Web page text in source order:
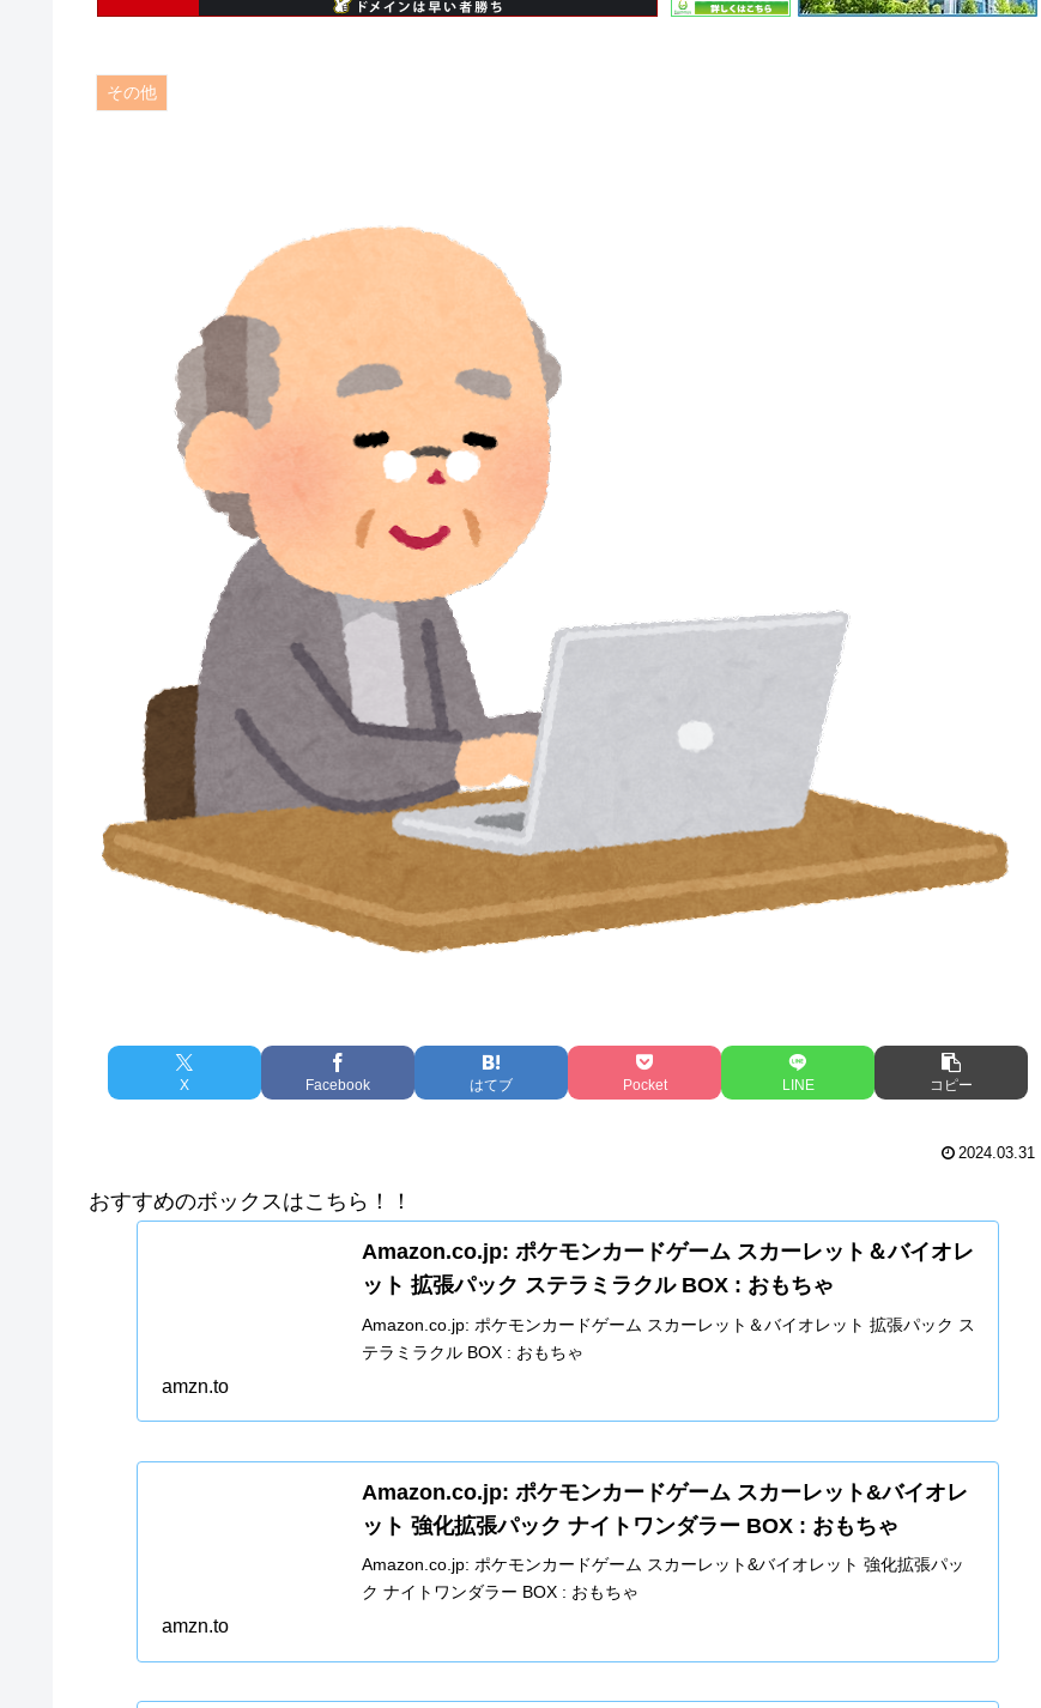
その他
X Facebook はてブ Pocket LINE コピー
2024.03.31
おすすめのボックスはこちら！！
Amazon.co.jp: ポケモンカードゲーム スカーレット＆バイオレ
ット 拡張パック ステラミラクル BOX : おもちゃ
Amazon.co.jp: ポケモンカードゲーム スカーレット＆バイオレット 拡張パック ス
テラミラクル BOX : おもちゃ
amzn.to
Amazon.co.jp: ポケモンカードゲーム スカーレット&バイオレ
ット 強化拡張パック ナイトワンダラー BOX : おもちゃ
Amazon.co.jp: ポケモンカードゲーム スカーレット&バイオレット 強化拡張パッ
ク ナイトワンダラー BOX : おもちゃ
amzn.to